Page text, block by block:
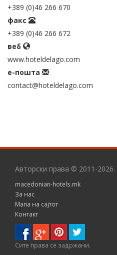
+389 (0)46 266 670
факс
+389 (0)46 266 672
веб
www.hoteldelago.com
е-пошта
contact@hoteldelago.com
Авторски права © 2011-2026.
macedonian-hotels.mk
За нас
Мапа на сајтот
Контакт
Сите правa се задржани.